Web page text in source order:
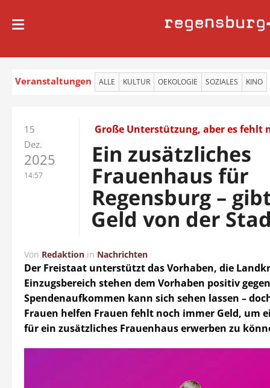
regensburg
Veranstaltungen ALLE KULTUR OEKOLOGIE SOZIALES KINO
15
Dez.
2025
14:57
Große Unterstützung, aber es fehlt
Ein zusätzliches
Frauenhaus für
Regensburg –
Geld von der
Von Redaktion in Nachrichten
Der Freistaat unterstützt das Vorhaben, die
Einzugsbereich stehen dem Vorhaben positiv
Spendenaufkommen kann sich sehen lassen –
Frauen helfen Frauen fehlt noch immer Geld, um
für ein zusätzliches Frauenhaus erwerben zu